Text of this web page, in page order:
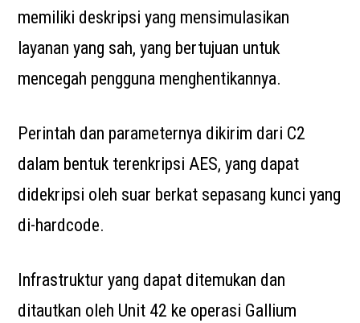
memiliki deskripsi yang mensimulasikan
layanan yang sah, yang bertujuan untuk
mencegah pengguna menghentikannya.
Perintah dan parameternya dikirim dari C2
dalam bentuk terenkripsi AES, yang dapat
didekripsi oleh suar berkat sepasang kunci yang
di-hardcode.
Infrastruktur yang dapat ditemukan dan
ditautkan oleh Unit 42 ke operasi Gallium